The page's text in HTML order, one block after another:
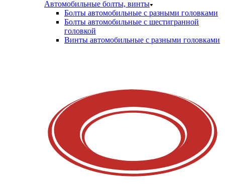
Автомобильные болты, винты
Болты автомобильные с разными головками
Болты автомобильные с шестигранной
головкой
Винты автомобильные с разными головками